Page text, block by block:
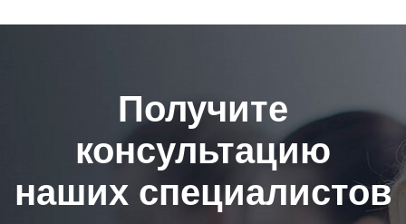
Получите
консультацию
наших специалистов